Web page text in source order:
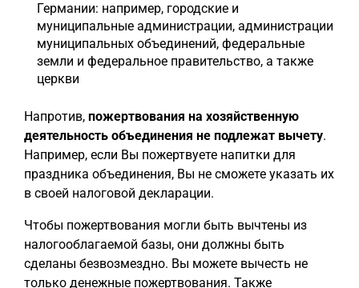
Германии: например, городские и
муниципальные администрации, администрации
муниципальных объединений, федеральные
земли и федеральное правительство, а также
церкви
Напротив, пожертвования на хозяйственную
деятельность объединения не подлежат вычету.
Например, если Вы пожертвуете напитки для
праздника объединения, Вы не сможете указать их
в своей налоговой декларации.
Чтобы пожертвования могли быть вычтены из
налогооблагаемой базы, они должны быть
сделаны безвозмездно. Вы можете вычесть не
только денежные пожертвования. Также